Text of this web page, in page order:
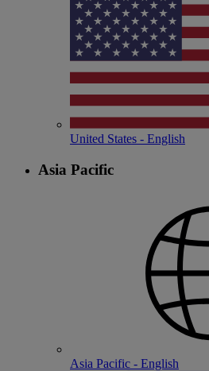
United States - English
Asia Pacific
Asia Pacific - English